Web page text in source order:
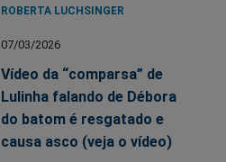
ROBERTA LUCHSINGER
07/03/2026
Vídeo da “comparsa” de
Lulinha falando de Débora
do batom é resgatado e
causa asco (veja o vídeo)